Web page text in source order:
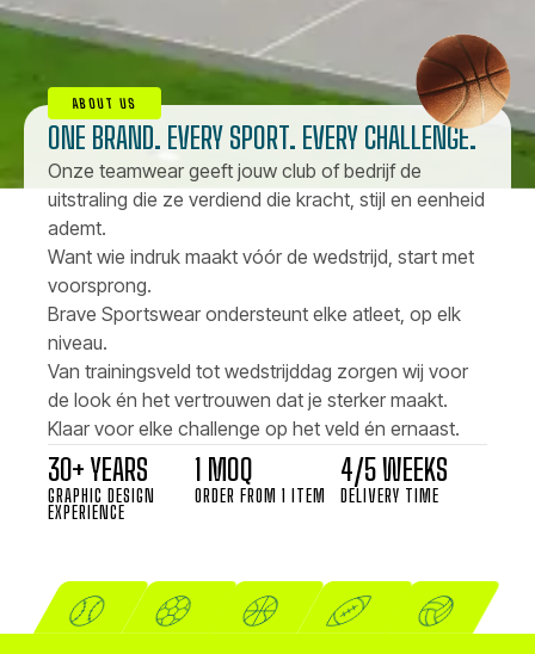
ABOUT US
ONE BRAND. EVERY SPORT. EVERY CHALLENGE.
Onze teamwear geeft jouw club of bedrijf de
uitstraling die ze verdiend die kracht, stijl en eenheid
ademt.
Want wie indruk maakt vóór de wedstrijd, start met
voorsprong.
Brave Sportswear ondersteunt elke atleet, op elk
niveau.
Van trainingsveld tot wedstrijddag zorgen wij voor
de look én het vertrouwen dat je sterker maakt.
Klaar voor elke challenge op het veld én ernaast.
30+ YEARS
GRAPHIC DESIGN
EXPERIENCE
1 MOQ
ORDER FROM 1 ITEM
4/5 WEEKS
DELIVERY TIME